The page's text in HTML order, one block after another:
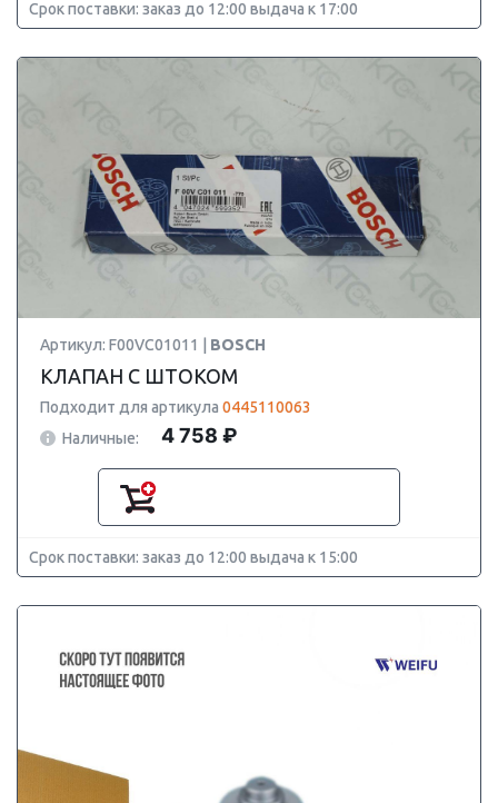
Срок поставки: заказ до 12:00 выдача к 17:00
Артикул: F00VC01011 | BOSCH
КЛАПАН С ШТОКОМ
Подходит для артикула 0445110063
Наличные:
4 758 ₽
Срок поставки: заказ до 12:00 выдача к 15:00